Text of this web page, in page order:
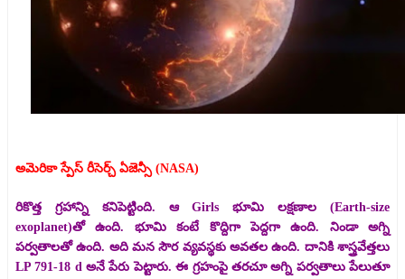
అమెరికా స్పేస్ రీసెర్చ్ ఏజెన్సీ (NASA)
రికొత్త గ్రహాన్ని కనిపెట్టింది. ఆ Girls భూమి లక్షణాల (Earth-size
exoplanet)తో ఉంది. భూమి కంటే కొద్దిగా పెద్దగా ఉంది. నిండా అగ్ని
పర్వతాలతో ఉంది. అది మన సౌర వ్యవస్థకు అవతల ఉంది. దానికి శాస్త్రవేత్తలు
LP 791-18 d అనే పేరు పెట్టారు. ఈ గ్రహంపై తరచూ అగ్ని పర్వతాలు పేలుతూ